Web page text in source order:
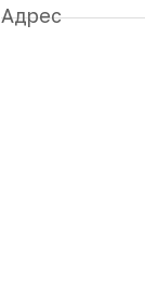
Адрес